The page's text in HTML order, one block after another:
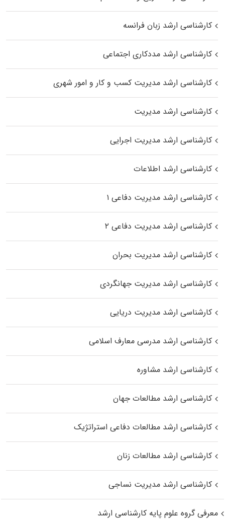
کارشناسی ارشد زبان فرانسه
کارشناسی ارشد مددکاری اجتماعی
کارشناسی ارشد مدیریت کسب و کار و امور شهری
کارشناسی ارشد مدیریت
کارشناسی ارشد مدیریت اجرایی
کارشناسی ارشد اطلاعات
کارشناسی ارشد مدیریت دفاعی ۱
کارشناسی ارشد مدیریت دفاعی ۲
کارشناسی ارشد مدیریت بحران
کارشناسی ارشد مدیریت جهانگردی
کارشناسی ارشد مدیریت دریایی
کارشناسی ارشد مدرسی معارف اسلامی
کارشناسی ارشد مشاوره
کارشناسی ارشد مطالعات جهان
کارشناسی ارشد مطالعات دفاعی استراتژیک
کارشناسی ارشد مطالعات زنان
کارشناسی ارشد مدیریت نساجی
معرفی گروه علوم پایه کارشناسی ارشد